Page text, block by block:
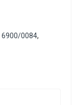
6900/0084,